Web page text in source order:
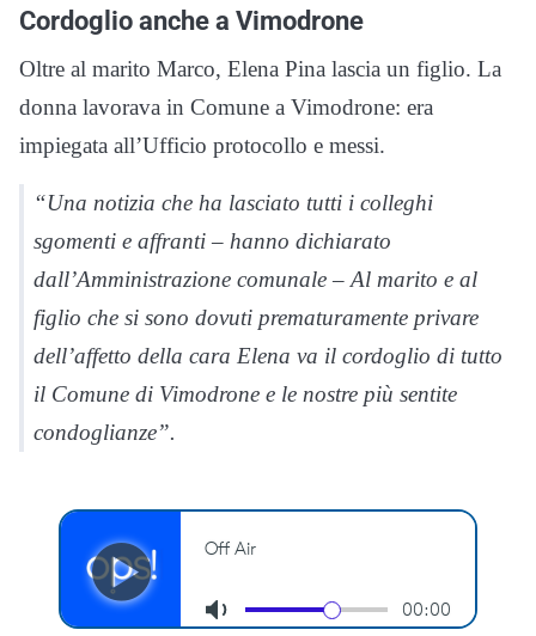
Cordoglio anche a Vimodrone
Oltre al marito Marco, Elena Pina lascia un figlio. La
donna lavorava in Comune a Vimodrone: era
impiegata all’Ufficio protocollo e messi.
“Una notizia che ha lasciato tutti i colleghi
sgomenti e affranti – hanno dichiarato
dall’Amministrazione comunale – Al marito e al
figlio che si sono dovuti prematuramente privare
dell’affetto della cara Elena va il cordoglio di tutto
il Comune di Vimodrone e le nostre più sentite
condoglianze”.